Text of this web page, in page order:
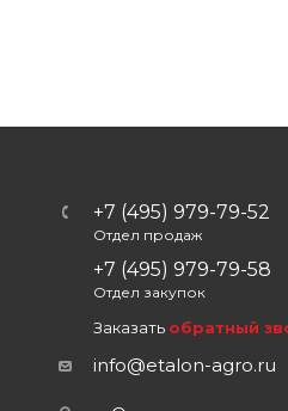
+7 (495) 979-79-52
Отдел продаж
+7 (495) 979-79-58
Отдел закупок
Заказать обратный
info@etalon-agro.ru